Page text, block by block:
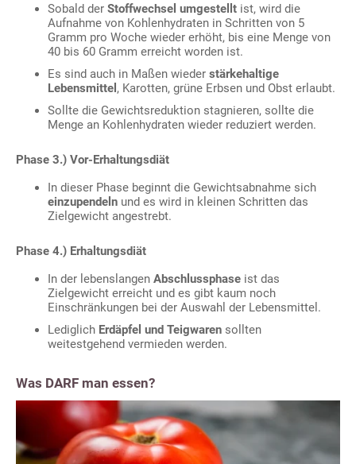
Sobald der Stoffwechsel umgestellt ist, wird die
Aufnahme von Kohlenhydraten in Schritten von 5
Gramm pro Woche wieder erhöht, bis eine Menge von
40 bis 60 Gramm erreicht worden ist.
Es sind auch in Maßen wieder stärkehaltige
Lebensmittel , Karotten, grüne Erbsen und Obst erlaubt.
Sollte die Gewichtsreduktion stagnieren, sollte die
Menge an Kohlenhydraten wieder reduziert werden.
Phase 3.) Vor-Erhaltungsdiät
In dieser Phase beginnt die Gewichtsabnahme sich
einzupendeln und es wird in kleinen Schritten das
Zielgewicht angestrebt.
Phase 4.) Erhaltungsdiät
In der lebenslangen Abschlussphase ist das
Zielgewicht erreicht und es gibt kaum noch
Einschränkungen bei der Auswahl der Lebensmittel.
Lediglich Erdäpfel und Teigwaren sollten
weitestgehend vermieden werden.
Was DARF man essen?